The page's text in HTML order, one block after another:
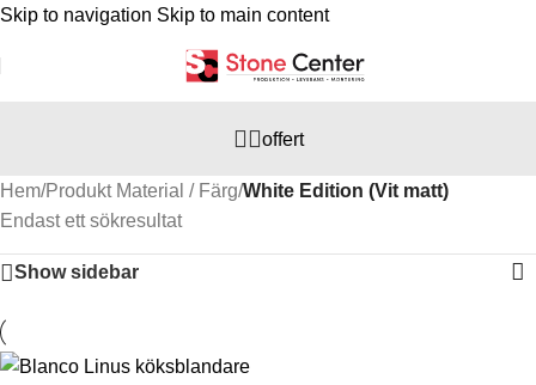
Skip to navigation Skip to main content
offert
Hem/Produkt Material / Färg/White Edition (Vit matt)
Endast ett sökresultat
Show sidebar